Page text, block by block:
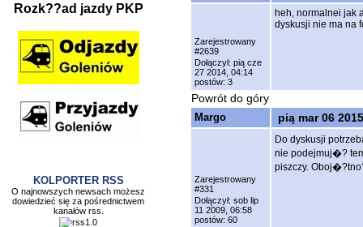
Rozk??ad jazdy PKP
KOLPORTER RSS
O najnowszych newsach możesz
dowiedzieć się za pośrednictwem
kanałów rss.
Zarejestrowany
#2639
Dołączył: pią cze
27 2014, 04:14
postów: 3
heh, normalnei jak
dyskusji nie ma na
Powrót do góry
Margo pią mar 06
Zarejestrowany
#331
Dołączył: sob lip
11 2009, 06:58
postów: 60
Do dyskusji
nie podejmuj�?
piszczy.